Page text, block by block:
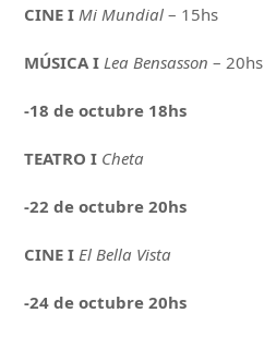
CINE I Mi Mundial – 15hs
MÚSICA I Lea Bensasson – 20hs
-18 de octubre 18hs
TEATRO I Cheta
-22 de octubre 20hs
CINE I El Bella Vista
-24 de octubre 20hs